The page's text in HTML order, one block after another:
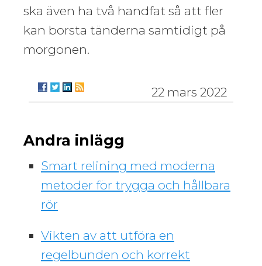
ska även ha två handfat så att fler
kan borsta tänderna samtidigt på
morgonen.
22 mars 2022
Andra inlägg
Smart relining med moderna
metoder för trygga och hållbara
rör
Vikten av att utföra en
regelbunden och korrekt